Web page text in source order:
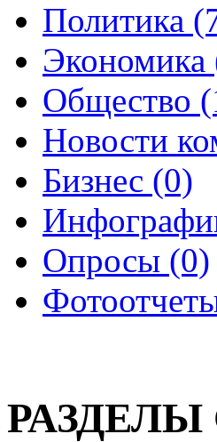
Политика
Экономика
Общество
Новости
Бизнес (0)
Опросы (0)
РАЗДЕЛЫ